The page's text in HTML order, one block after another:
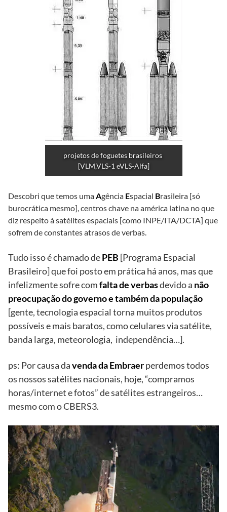
projetos de foguetes brasileiros
[VLM,VLS-1 eVLS-Alfa]
Descobri que temos umaAgência Espacial Brasileira [só
burocrática mesmo], centros chave na américa latina no que
diz respeito à satélites espaciais [como INPE/ITA/DCTA] que
sofrem de constantes atrasos de verbas.
Tudo isso é chamado dePEB [Programa Espacial
Brasileiro] que foi posto em prática há anos, mas que
infelizmente sofre comfalta de verbasdevido a não
preocupação do governo e também da população
[gente, tecnologia espacial torna muitos produtos
possíveis e mais baratos, como celulares via satélite,
banda larga, meteorologia, independência…].
ps: Por causa davenda da Embraerperdemos todos
os nossos satélites nacionais, hoje, “compramos
horas/internet e fotos” de satélites estrangeiros…
mesmo com o CBERS3.